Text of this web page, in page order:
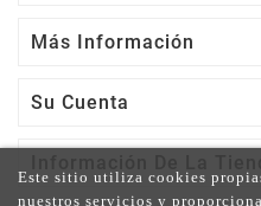
Más Información
Su Cuenta
Este sitio utiliza cookies
nuestros servicios y